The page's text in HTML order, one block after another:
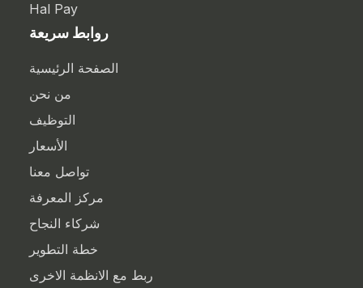
Hal Pay
روابط سريعة
الصفحة الرئيسية
من نحن
التوظيف
الأسعار
تواصل معنا
مركز المعرفة
شركاء النجاح
خطة التطوير
ربط مع الانظمة الاخرى